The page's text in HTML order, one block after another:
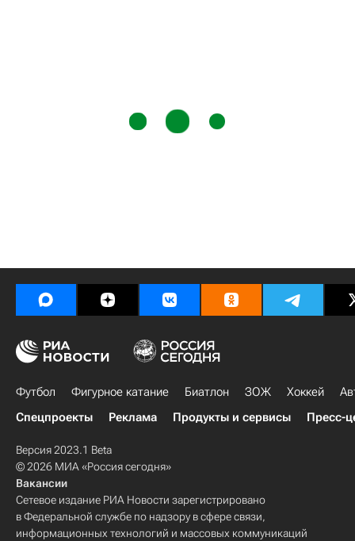
Футбол Фигурное катание Биатлон ЗОЖ Хоккей
Спецпроекты
Реклама Продукты и сервисы Пресс-
Версия 2023.1 Beta
© 2026 МИА «Россия сегодня»
Вакансии
Сетевое издание РИА Новости зарегистрировано
в Федеральной службе по надзору в сфере связи,
информационных технологий и массовых коммуникаций